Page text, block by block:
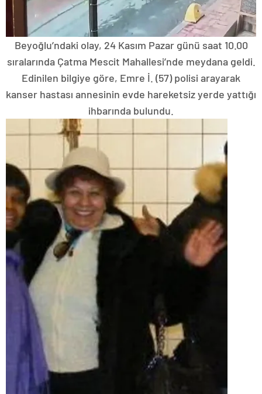
Beyoğlu’ndaki olay, 24 Kasım Pazar günü saat 10.00
sıralarında Çatma Mescit Mahallesi’nde meydana geldi.
Edinilen bilgiye göre, Emre İ. (57) polisi arayarak
kanser hastası annesinin evde hareketsiz yerde yattığı
ihbarında bulundu.